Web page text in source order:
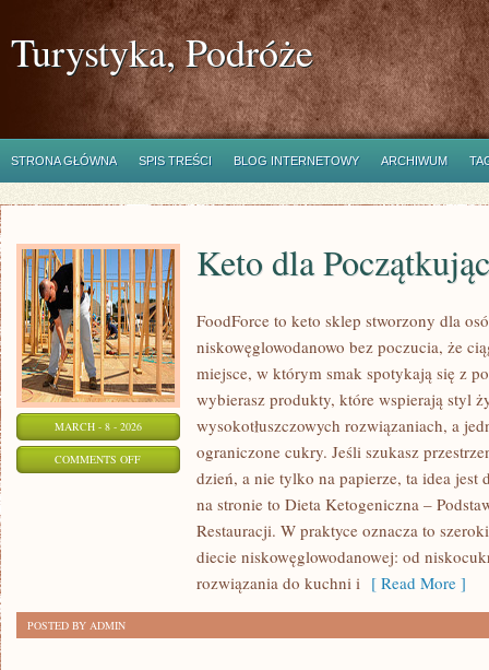
Turystyka, Podróże
STRONA GŁÓWNA SPIS TREŚCI BLOG INTERNETOWY ARCHIWUM
MARCH - 8 - 2026
COMMENTS OFFON
POCZĄTKUJĄCYCH
Keto dla
FoodForce to keto sklep stworzony dla
niskowęglowodanowo bez poczucia, że
miejsce, w którym smak spotykają się z
wybierasz produkty, które wspierają styl
wysokotłuszczowych rozwiązaniach, a
ograniczone cukry. Jeśli szukasz
dzień, a nie tylko na papierze, ta idea jest
na stronie to Dieta Ketogeniczna –
Restauracji. W praktyce oznacza to
diecie niskowęglowodanowej: od
rozwiązania do kuchni i [ Read More ]
POSTED BY ADMIN